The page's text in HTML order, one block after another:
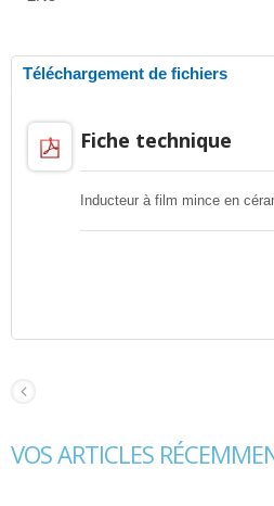
Téléchargement de fichiers
Fiche technique
Inducteur à film mince en
VOS ARTICLES